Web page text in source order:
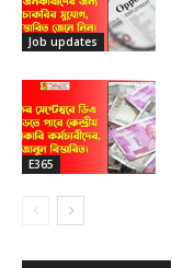
Job updates
E365